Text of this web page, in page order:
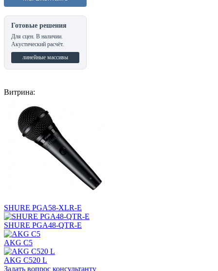
Готовые решения
Для сцен. В наличии.
Акустический расчёт.
линейные массивы
Витрина:
SHURE PGA58-XLR-E
SHURE PGA48-QTR-E
AKG C5
AKG C520 L
Задать вопрос консультанту